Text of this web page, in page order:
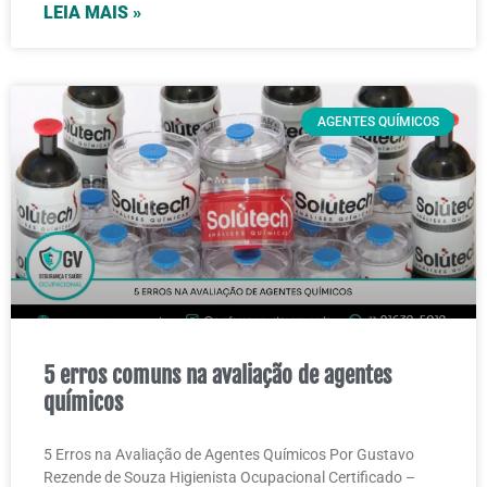
LEIA MAIS »
AGENTES QUÍMICOS
5 erros comuns na avaliação de agentes
químicos
5 Erros na Avaliação de Agentes Químicos Por Gustavo
Rezende de Souza Higienista Ocupacional Certificado –